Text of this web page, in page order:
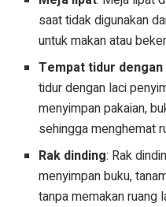
saat tidak digunakan
untuk makan atau
Tempat tidur
tidur dengan laci
menyimpan pakaian,
sehingga menghemat
Rak dinding: Rak
menyimpan buku,
tanpa memakan ruang